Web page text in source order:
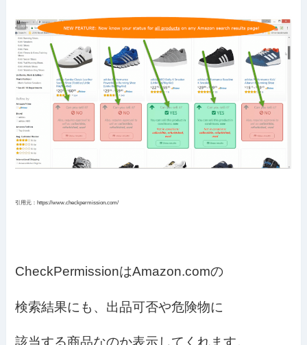
引用元：https://www.checkpermission.com/
CheckPermissionはAmazon.comの
検索結果にも、出品可否や危険物に